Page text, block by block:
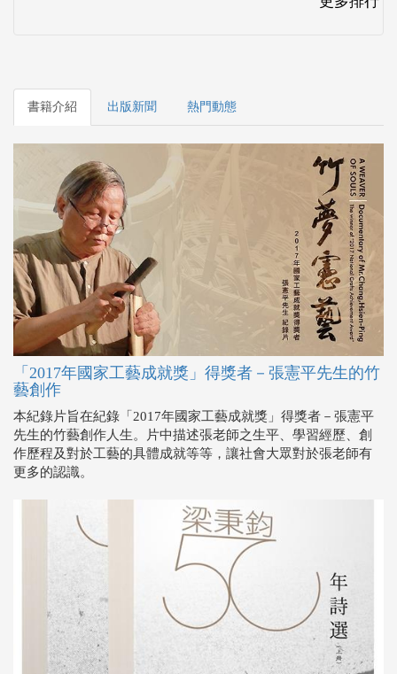
書籍介紹 出版新聞 熱門動態
「2017年國家工藝成就獎」得獎者－張憲平先生的竹
藝創作
本紀錄片旨在紀錄「2017年國家工藝成就獎」得獎者－張憲平
先生的竹藝創作人生。片中描述張老師之生平、學習經歷、創
作歷程及對於工藝的具體成就等等，讓社會大眾對於張老師有
更多的認識。